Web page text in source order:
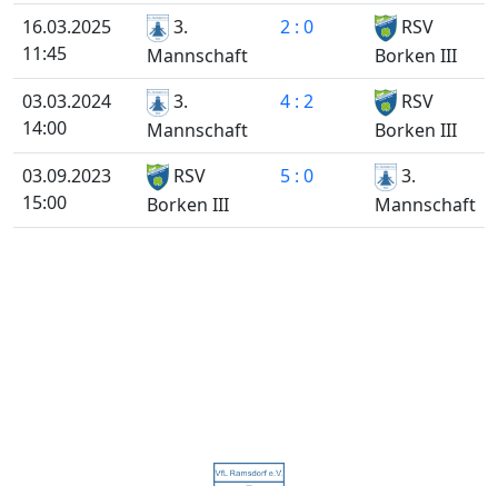
16.03.2025
11:45
3.
Mannschaft
2 : 0
RSV
Borken III
03.03.2024
14:00
3.
Mannschaft
4 : 2
RSV
Borken III
03.09.2023
15:00
RSV
Borken III
5 : 0
3.
Mannschaft